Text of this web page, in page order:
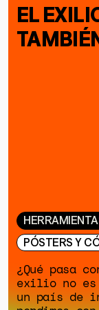
EL
PÓSTERS Y
¿Qué pasa
exilio no es
un país de